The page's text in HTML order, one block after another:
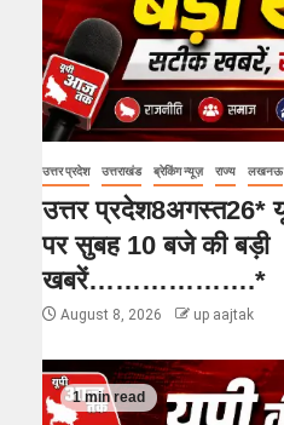
उत्तर प्रदेश उत्तराखंड ब्रेकिंग न्यूज़ राज्य लखनऊ
उत्तर
पर सुबह 10 बजे की बड़ी
खबरें……………….*
August 8, 2026 up aajtak
1 min read